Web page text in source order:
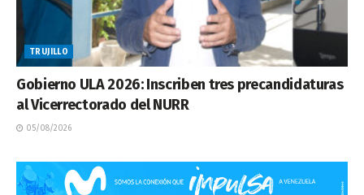
TRUJILLO
Gobierno ULA 2026: Inscriben tres precandidaturas
al Vicerrectorado del NURR
05/08/2026